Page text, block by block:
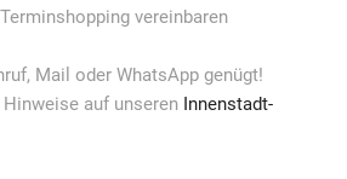
vereinbaren
Mail oder WhatsApp genügt!
auf unseren Innenstadt-